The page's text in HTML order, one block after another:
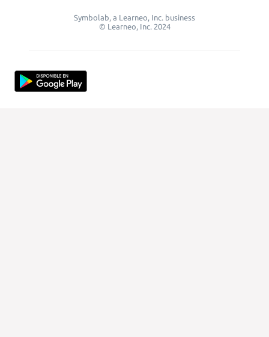
Symbolab, a Learneo, Inc. business
© Learneo, Inc. 2024